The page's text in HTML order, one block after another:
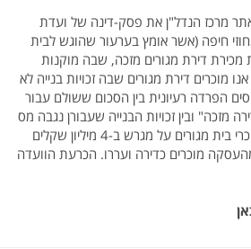
מרכז הנדל"ן את פסק-דינה של ועדת
חיפה (אשר אומץ בערעור שהוגש לבית
מכירת דירת מגורים מזכה, שבה מוקנות
מוכרים דירת מגורים שבה זכויות בנייה לא
הפרדה רעיונית בין הסכום ששולם עבור
מזכה" ובין זכויות הבנייה שעבורן נגבה מס
שבח מלא של עד 47%. מוכרי בית מגורים על מגרש ב-4 מיליון שקלים
שקלים מהעסקה מוכרים כדירה ועררו. הכרעת הוועדה